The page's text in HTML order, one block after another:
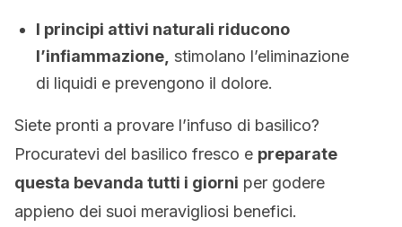
I principi attivi naturali riducono
l’infiammazione, stimolano l’eliminazione
di liquidi e prevengono il dolore.
Siete pronti a provare l’infuso di basilico?
Procuratevi del basilico fresco e preparate
questa bevanda tutti i giorni per godere
appieno dei suoi meravigliosi benefici.